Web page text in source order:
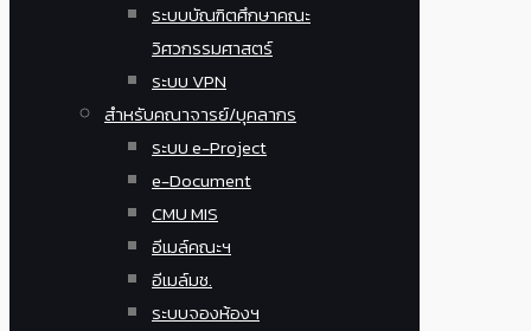
ระบบบัณฑิตศึกษาคณะ
วิศวกรรมศาสตร์
ระบบ VPN
สำหรับคณาจารย์/บุคลากร
ระบบ e-Project
e-Document
CMU MIS
อีเมล์คณะฯ
อีเมล์มช.
ระบบจองห้องฯ